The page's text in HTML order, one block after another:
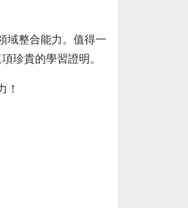
域整合能力。值得一
珍貴的學習證明。
！